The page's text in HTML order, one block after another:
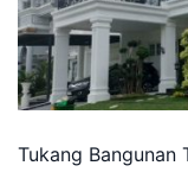
Tukang Bangunan